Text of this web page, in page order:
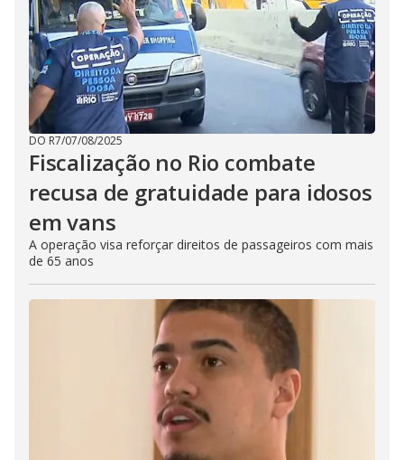
DO R7/07/08/2025
Fiscalização no Rio combate
recusa de gratuidade para idosos
em vans
A operação visa reforçar direitos de passageiros com mais
de 65 anos